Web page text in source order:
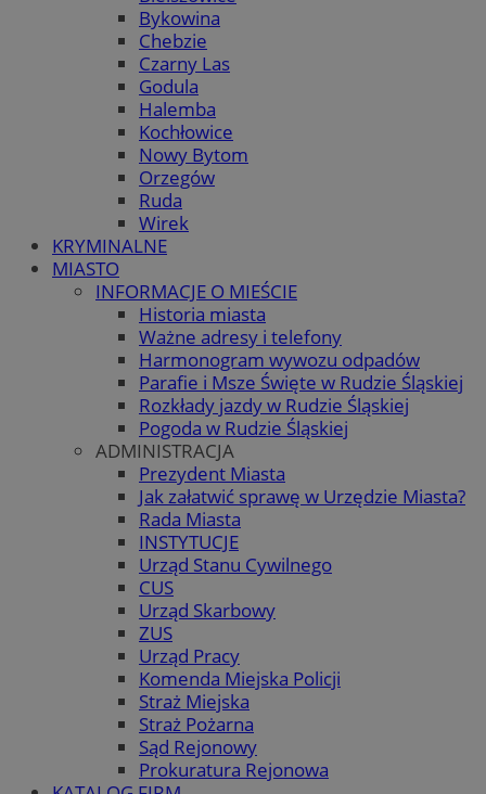
Bykowina
Chebzie
Czarny Las
Godula
Halemba
Kochłowice
Nowy Bytom
Orzegów
Ruda
Wirek
KRYMINALNE
MIASTO
INFORMACJE O MIEŚCIE
Historia miasta
Ważne adresy i telefony
Harmonogram wywozu odpadów
Parafie i Msze Święte w Rudzie Śląskiej
Rozkłady jazdy w Rudzie Śląskiej
Pogoda w Rudzie Śląskiej
ADMINISTRACJA
Prezydent Miasta
Jak załatwić sprawę w Urzędzie Miasta?
Rada Miasta
INSTYTUCJE
Urząd Stanu Cywilnego
CUS
Urząd Skarbowy
ZUS
Urząd Pracy
Komenda Miejska Policji
Straż Miejska
Straż Pożarna
Sąd Rejonowy
Prokuratura Rejonowa